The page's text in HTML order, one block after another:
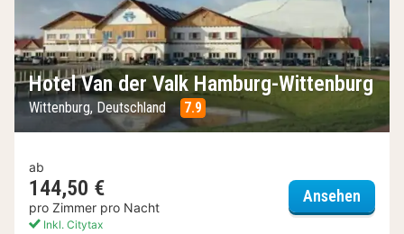
Hotel Van der Valk Hamburg-Wittenburg
Wittenburg, Deutschland 7.9
ab
144,50 €
pro Zimmer pro Nacht
Inkl. Citytax
Ansehen